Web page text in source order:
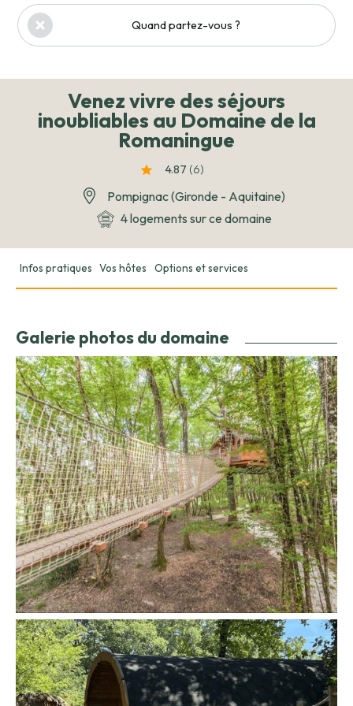
Quand partez-vous ?
Venez vivre des séjours
inoubliables au Domaine de la
Romaningue
4.87 (6)
Pompignac (Gironde - Aquitaine)
4 logements sur ce domaine
Infos pratiques Vos hôtes Options et services
Galerie photos du domaine